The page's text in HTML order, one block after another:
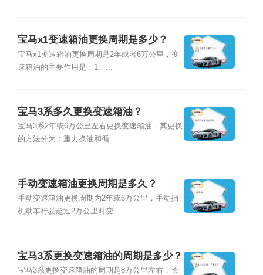
宝马x1变速箱油更换周期是多少？
宝马x1变速箱油更换周期是2年或者6万公里，变
速箱油的主要作用是：1、...
宝马3系多久更换变速箱油？
宝马3系2年或6万公里左右更换变速箱油，其更换
的方法分为：重力换油和循...
手动变速箱油更换周期是多久？
手动变速箱油更换周期为2年或6万公里，手动挡
机动车行驶超过2万公里时变...
宝马3系更换变速箱油的周期是多少？
宝马3系更换变速箱油的周期是8万公里左右，长